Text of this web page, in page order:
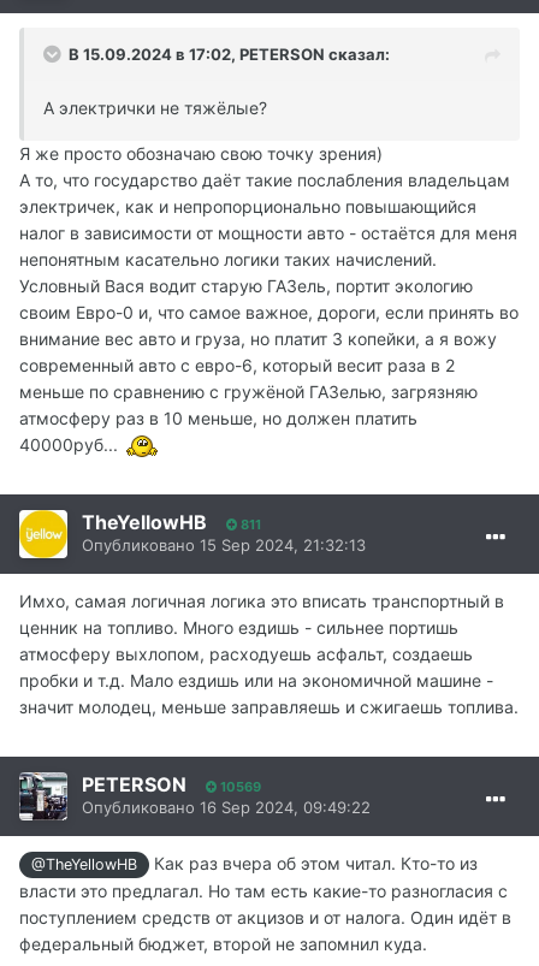
В 15.09.2024 в 17:02, PETERSON сказал:
А электрички не тяжёлые?
Я же просто обозначаю свою точку зрения)
А то, что государство даёт такие послабления владельцам
электричек, как и непропорционально повышающийся
налог в зависимости от мощности авто - остаётся для меня
непонятным касательно логики таких начислений.
Условный Вася водит старую ГАЗель, портит экологию
своим Евро-0 и, что самое важное, дороги, если принять во
внимание вес авто и груза, но платит 3 копейки, а я вожу
современный авто с евро-6, который весит раза в 2
меньше по сравнению с гружёной ГАЗелью, загрязняю
атмосферу раз в 10 меньше, но должен платить
40000руб...
TheYellowHB 811
Опубликовано 15 Sep 2024, 21:32:13
Имхо, самая логичная логика это вписать транспортный в
ценник на топливо. Много ездишь - сильнее портишь
атмосферу выхлопом, расходуешь асфальт, создаешь
пробки и т.д. Мало ездишь или на экономичной машине -
значит молодец, меньше заправляешь и сжигаешь топлива.
PETERSON 10569
Опубликовано 16 Sep 2024, 09:49:22
@TheYellowHB
Как раз вчера об этом читал. Кто-то из
власти это предлагал. Но там есть какие-то разногласия с
поступлением средств от акцизов и от налога. Один идёт в
федеральный бюджет, второй не запомнил куда.